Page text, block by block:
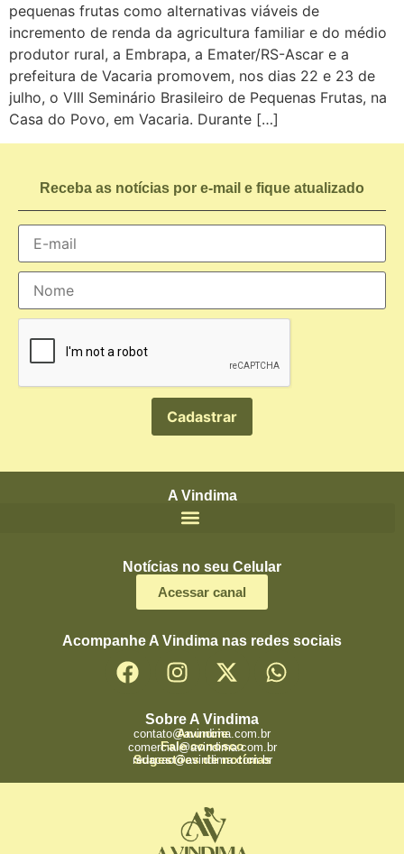
pequenas frutas como alternativas viáveis de
incremento de renda da agricultura familiar e do médio
produtor rural, a Embrapa, a Emater/RS-Ascar e a
prefeitura de Vacaria promovem, nos dias 22 e 23 de
julho, o VIII Seminário Brasileiro de Pequenas Frutas, na
Casa do Povo, em Vacaria. Durante […]
Receba as notícias por e-mail e fique atualizado
A Vindima
Notícias no seu Celular
Acessar canal
Acompanhe A Vindima nas redes sociais
Sobre A Vindima
Anuncie
contato@avindima.com.br
Fale conosco
comercial@avindima.com.br
Sugestões de notícias
redacao@avindima.com.br